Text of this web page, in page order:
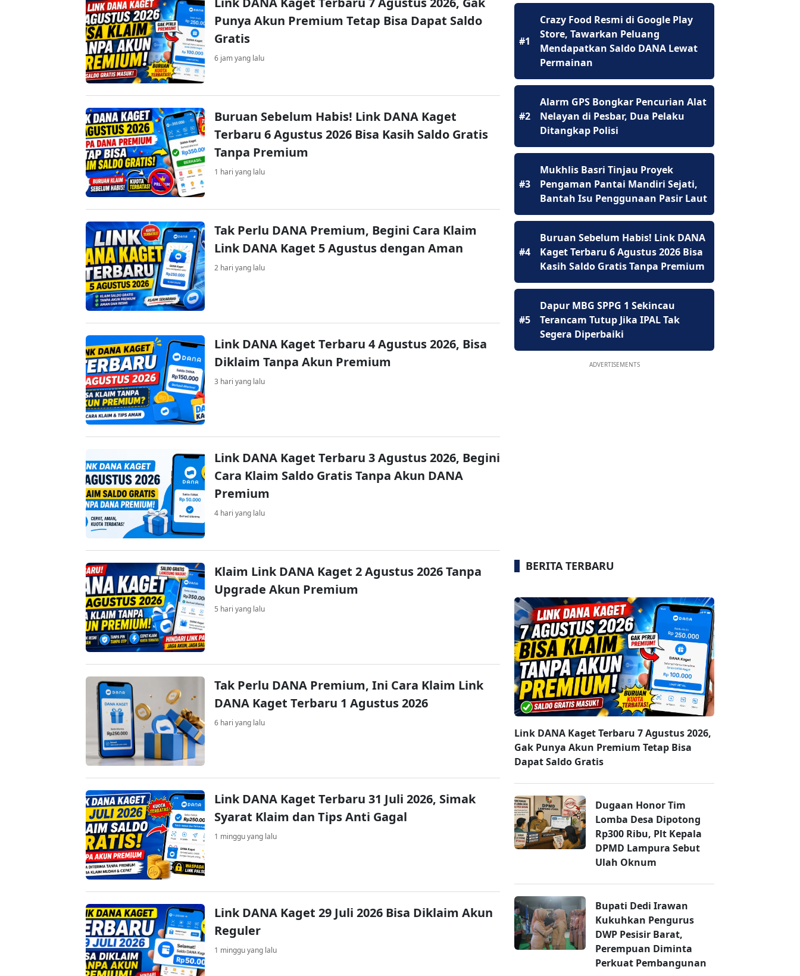
Punya Akun Premium Tetap Bisa Dapat Saldo
Gratis
6 jam yang lalu
Buruan Sebelum Habis! Link DANA Kaget
Terbaru 6 Agustus 2026 Bisa Kasih Saldo Gratis
Tanpa Premium
1 hari yang lalu
Tak Perlu DANA Premium, Begini Cara Klaim
Link DANA Kaget 5 Agustus dengan Aman
2 hari yang lalu
Link DANA Kaget Terbaru 4 Agustus 2026, Bisa
Diklaim Tanpa Akun Premium
3 hari yang lalu
Link DANA Kaget Terbaru 3 Agustus 2026, Begini
Cara Klaim Saldo Gratis Tanpa Akun DANA
Premium
4 hari yang lalu
Klaim Link DANA Kaget 2 Agustus 2026 Tanpa
Upgrade Akun Premium
5 hari yang lalu
Tak Perlu DANA Premium, Ini Cara Klaim Link
DANA Kaget Terbaru 1 Agustus 2026
6 hari yang lalu
Link DANA Kaget Terbaru 31 Juli 2026, Simak
Syarat Klaim dan Tips Anti Gagal
1 minggu yang lalu
Link DANA Kaget 29 Juli 2026 Bisa Diklaim Akun
Reguler
1 minggu yang lalu
#1
Crazy Food Resmi di Google Play
Store, Tawarkan Peluang
Mendapatkan Saldo DANA Lewat
Permainan
#2
Alarm GPS Bongkar Pencurian Alat
Nelayan di Pesbar, Dua Pelaku
Ditangkap Polisi
#3
Mukhlis Basri Tinjau Proyek
Pengaman Pantai Mandiri Sejati,
Bantah Isu Penggunaan Pasir Laut
#4
Buruan Sebelum Habis! Link DANA
Kaget Terbaru 6 Agustus 2026 Bisa
Kasih Saldo Gratis Tanpa Premium
#5
Dapur MBG SPPG 1 Sekincau
Terancam Tutup Jika IPAL Tak
Segera Diperbaiki
ADVERTISEMENTS
BERITA TERBARU
Link DANA Kaget Terbaru 7 Agustus 2026,
Gak Punya Akun Premium Tetap Bisa
Dapat Saldo Gratis
Dugaan Honor Tim
Lomba Desa Dipotong
Rp300 Ribu, Plt Kepala
DPMD Lampura Sebut
Ulah Oknum
Bupati Dedi Irawan
Kukuhkan Pengurus
DWP Pesisir Barat,
Perempuan Diminta
Perkuat Pembangunan